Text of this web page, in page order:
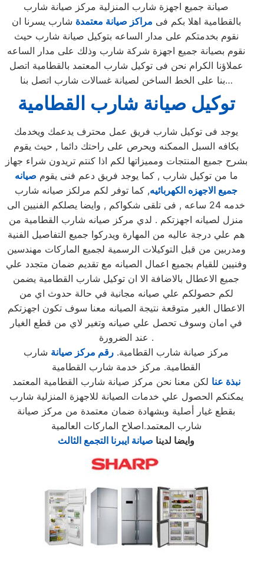
صيانة جميع اجهزة شارب المنزلية مركز صيانة شارب
بالقطامية اهلا بكم فى مراكز صيانة معتمدة شارب يسرنا ان
نقوم بخدمتكم على مدار الساعه بتوكيل صيانة شارب حيث
نقوم بصيانة جميع اجهزة شركة شارب وذلك على مدار الساعه
عملاؤنا الكرام نحن فى توكيل شارب المعتمد بالقطامية اتصل
بنا على الخط الساخن لصيانة غسالات شارب اتصل بنا…
توكيل صيانة شارب القطامية
يوجد فى توكيل شارب فريق عمل محترف يدعمك ويخدمك
بكافه السبل الممكنه ويحرص على راحتك دائما , حيث يقوم
بشرح جميع المنتجات ومميزاتها لكم اذا كنتم تريدون شراء جهاز
ما من توكيل شارب , كما يوجد فريق دعم فنى يقوم صيانه
جميع الاجهزه الكهربائيه, كما توفر لكم مرلكز صيانه شارب
خدمه 24 ساعه , فى تلقى شكواكم , وايضا يصلكم الفنيين الى
منزل لصيانه اجهزتكم . لدي مركز صيانه شارب القطامية من
هم علي درجة عاليه من المهارة ويدركوا جميع التفاصيل الفنية
ومدربين من قبل التوكيلات الرسمية لجميع الماركات مهندسين
وفنيين للقيام بجميع اعمال الصيانه مع تقديم ضمان متجدد علي
جميع الاعطال بالاضافة الا ان توكيل شارب القطامية يضمن
لكم حصولكم علي صيانه مجانية في حالة حدوث اي من
الاعطال الغير متوقعة نتيجة الصيانه معنا سوف تكون اجهزتكم
في امان وسوف تحصل علي صيانه وتغير لاي من قطع الغيار
عند الضرورة .
مركز صيانة شارب القطامية. رقم مركز صيانة شارب
القطامية. مركز خدمة شارب القطامية
نبذة عنا لكن معنا نحن مركز صيانة شارب القطامية المعتمد
يمكنكم الحصول علي خدمات الصيانة للاجهزة المنزلية شارب
بقطع غيار أصلية وبشهادة ضمان معتمدة من مركز صيانة
شارب المعتمد.اصلاح الماركات العالمية
وايضا لدينا صيانة ايبرنا التجمع الثالث